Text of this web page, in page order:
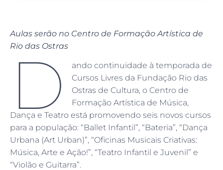
Aulas serão no Centro de Formação Artística de
Rio das Ostras
D
ando continuidade à temporada de
Cursos Livres da Fundação Rio das
Ostras de Cultura, o Centro de
Formação Artística de Música,
Dança e Teatro está promovendo seis novos cursos
para a população: “Ballet Infantil”, “Bateria”, “Dança
Urbana (Art Urban)”, “Oficinas Musicais Criativas:
Música, Arte e Ação!”, “Teatro Infantil e Juvenil” e
“Violão e Guitarra”.